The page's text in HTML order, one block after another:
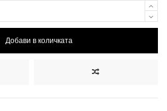
Добави в количката